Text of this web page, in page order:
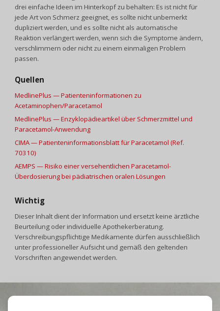
drei einfache Ideen im Hinterkopf zu behalten: Es ist nicht für
jede Art von Schmerz geeignet, es sollte nicht unbemerkt
dupliziert werden, und es sollte nicht als automatische
Reaktion verlängert werden, wenn sich die Symptome ändern,
verschlimmern oder nicht zu einem einmaligen Problem
passen.
Quellen
MedlinePlus — Patienteninformationen zu
Acetaminophen/Paracetamol
MedlinePlus — Enzyklopädieartikel über Schmerzmittel und
Paracetamol-Anwendung
CIMA — Patienteninformationsblatt für Paracetamol (Ref.
70310)
AEMPS — Risiko einer versehentlichen Paracetamol-
Überdosierung bei pädiatrischen oralen Lösungen
Wichtig
Dieser Inhalt dient der Information und ersetzt keine ärztliche
Beurteilung oder individuelle Apothekerberatung.
Verschreibungspflichtige Medikamente dürfen ausschließlich
unter professioneller Aufsicht und gemäß den geltenden
Vorschriften angewendet werden.